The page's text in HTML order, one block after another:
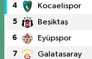
4 Kocaelispor
5 Beşiktaş
6 Eyüpspor
7 Galatasaray